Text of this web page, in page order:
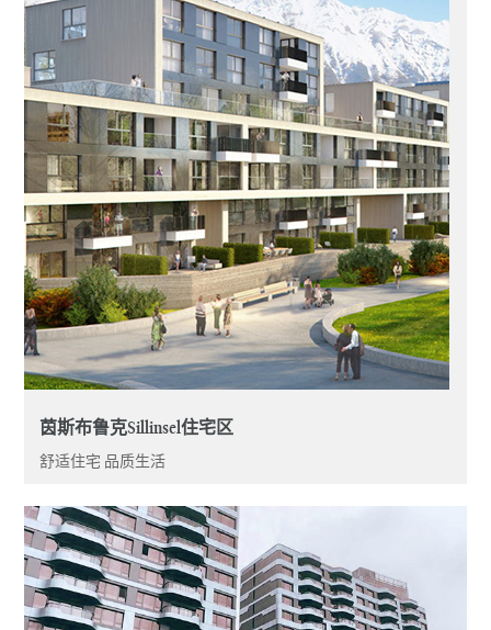
茵斯布鲁克Sillinsel住宅区
舒适住宅 品质生活